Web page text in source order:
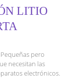
LITIO
pero
necesitan las
electrónicos.